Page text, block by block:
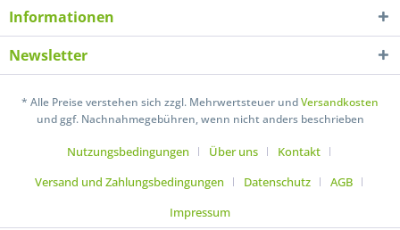
Ich habe die
Mit * gekennzeichnete Felder sind Pflichtfelder.
Informationen
Newsletter
* Alle Preise verstehen sich zzgl. Mehrwertsteuer undVersandkosten
und ggf. Nachnahmegebühren, wenn nicht anders beschrieben
Nutzungsbedingungen Über uns
Kontakt
Versand und Zahlungsbedingungen
Datenschutz
AGB
Impressum